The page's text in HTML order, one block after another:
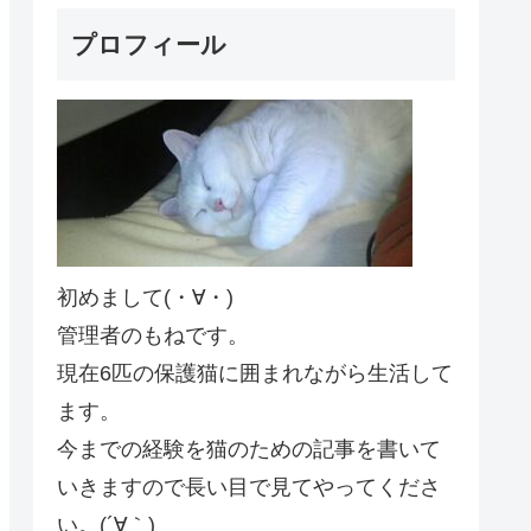
プロフィール
初めまして(・∀・)
管理者のもねです。
現在6匹の保護猫に囲まれながら生活して
ます。
今までの経験を猫のための記事を書いて
いきますので長い目で見てやってくださ
い。(´∀｀)